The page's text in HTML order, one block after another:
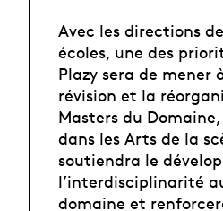
Avec les directions
écoles, une des
Plazy sera de mener
révision et la
Masters du
dans les Arts de la
soutiendra le
l’interdisciplinarité
domaine et